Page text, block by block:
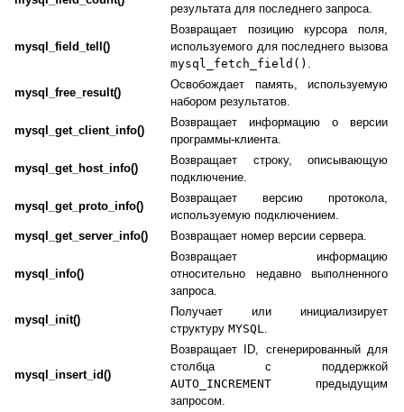
результата для последнего запроса.
mysql_field_tell()
Возвращает позицию курсора поля,
используемого для последнего вызова
mysql_fetch_field()
mysql_free_result()
Освобождает память, используемую
набором результатов.
mysql_get_client_info()
Возвращает информацию о версии
программы-клиента.
mysql_get_host_info()
Возвращает строку, описывающую
подключение.
mysql_get_proto_info()
Возвращает версию протокола,
используемую подключением.
mysql_get_server_info()
Возвращает номер версии сервера.
mysql_info()
Возвращает информацию
относительно недавно выполненного
запроса.
mysql_init()
Получает или инициализирует
структуру MYSQL
mysql_insert_id()
Возвращает ID, сгенерированный для
столбца с поддержкой
AUTO_INCREMENT предыдущим
запросом.